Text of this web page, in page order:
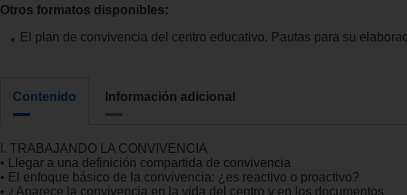
Otros formatos disponibles:
El plan de convivencia del centro educativo. Pautas para su
Contenido Información adicional
I. TRABAJANDO LA CONVIVENCIA
• Llegar a una definición compartida de convivencia
• El enfoque básico de la convivencia: ¿es reactivo o proactivo?
• ¿Aparece la convivencia en la vida del centro y en los documentos